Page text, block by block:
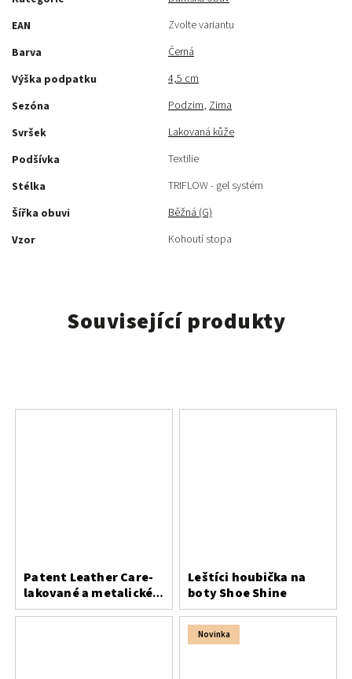
EAN
Zvolte variantu
Barva
Černá
Výška podpatku
4,5 cm
Sezóna
Podzim, Zima
Svršek
Lakovaná kůže
Podšívka
Textilie
Stélka
TRIFLOW - gel systém
Šířka obuvi
Běžná (G)
Vzor
Kohoutí stopa
Související produkty
Patent Leather Care-
lakované a metalické
usně
Leštíci houbička na
boty Shoe Shine
Novinka